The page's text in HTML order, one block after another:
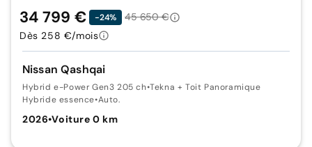
Nissan Qashqai
Hybrid e-Power Gen3 205 ch•Tekna + Toit Panoramique
Hybride essence•Auto.
2026•Voiture 0 km
34 799 € -24%
45 650 €
Dès 258 €/mois